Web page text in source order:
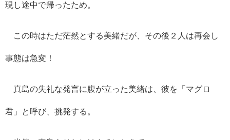
現し途中で帰ったため。
この時はただ茫然とする美緒だが、その後２人は再会し
事態は急変！
真島の失礼な発言に腹が立った美緒は、彼を「マグロ
君」と呼び、挑発する。